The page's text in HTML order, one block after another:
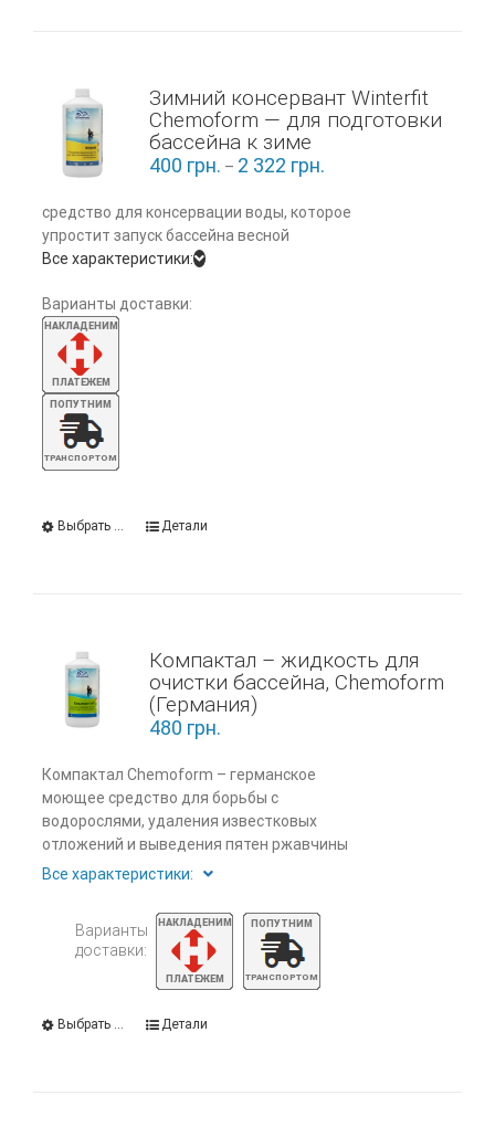
Зимний консервант Winterfit
Chemoform — для подготовки
бассейна к зиме
400 грн. – 2 322 грн.
средство для консервации воды, которое
упростит запуск бассейна весной
Все характеристики:
Варианты доставки:
Выбрать ... Детали
Компактал – жидкость для
очистки бассейна, Chemoform
(Германия)
480 грн.
Компактал Chemoform – германское
моющее средство для борьбы с
водорослями, удаления известковых
отложений и выведения пятен ржавчины
Все характеристики:
Варианты
доставки:
Выбрать ... Детали